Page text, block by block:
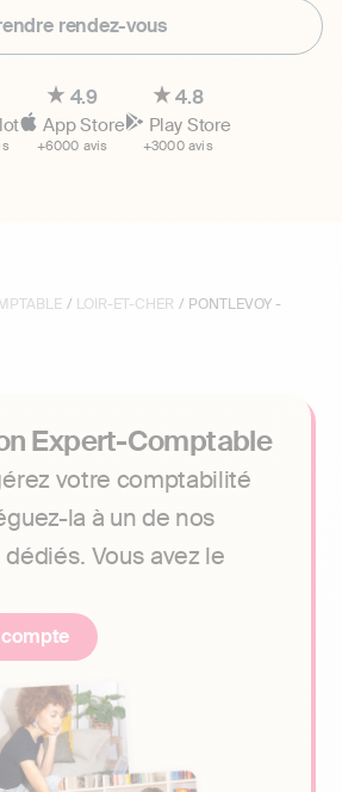
rendez-vous
4.9
App Store
+6000 avis
4.8
Play Store
+3000 avis
/ LOIR-ET-CHER / PONTLEVOY -
Expert-Comptable
votre comptabilité
la à un de nos
Vous avez le